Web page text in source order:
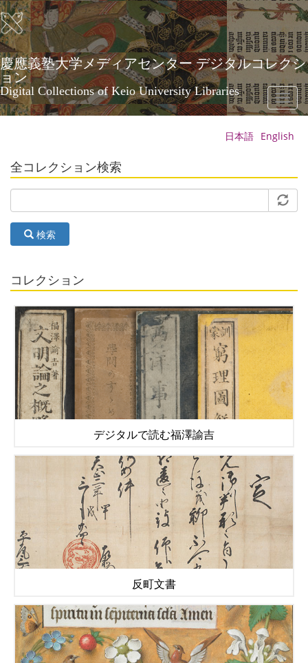
メ
イ
ン
コ
ン
テ
ン
ツ
に
慶應義塾大学メディアセンター デジタルコレクシ
ョン
Digital Collections of Keio University Libraries
Toggle
日本語 English
全コレクション検索
検索
コレクション
デジタルで読む福澤諭吉
反町文書